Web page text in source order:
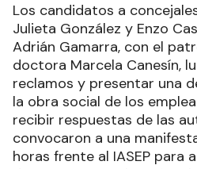
Los candidatos a
Julieta González y Enzo
Adrián Gamarra, con el
doctora Marcela Canesín,
reclamos y presentar una
la obra social de los
recibir respuestas de las
convocaron a una
horas frente al IASEP para